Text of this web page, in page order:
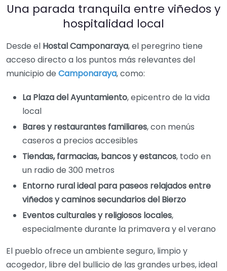
Una parada tranquila entre viñedos y
hospitalidad local
Desde el Hostal Camponaraya, el peregrino tiene
acceso directo a los puntos más relevantes del
municipio de Camponaraya, como:
La Plaza del Ayuntamiento, epicentro de la vida
local
Bares y restaurantes familiares, con menús
caseros a precios accesibles
Tiendas, farmacias, bancos y estancos, todo en
un radio de 300 metros
Entorno rural ideal para paseos relajados entre
viñedos y caminos secundarios del Bierzo
Eventos culturales y religiosos locales,
especialmente durante la primavera y el verano
El pueblo ofrece un ambiente seguro, limpio y
acogedor, libre del bullicio de las grandes urbes, ideal